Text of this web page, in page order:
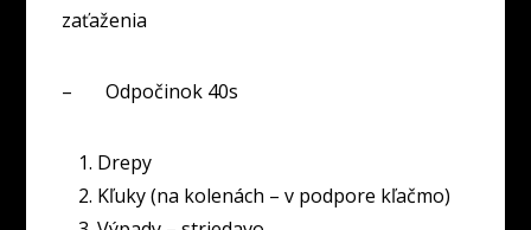
zaťaženia
– Odpočinok 40s
Drepy
Kľuky (na kolenách – v podpore kľačmo)